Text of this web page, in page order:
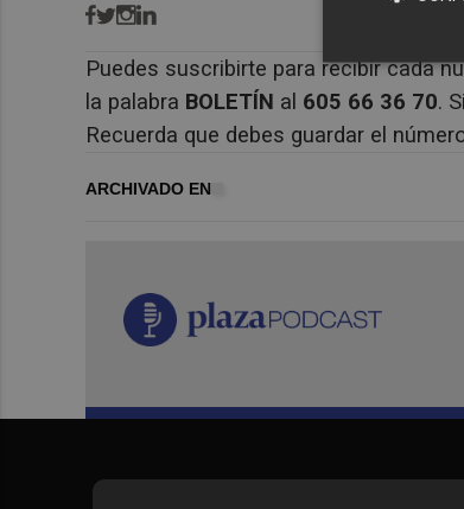
Puedes suscribirte para recibir cada
la palabra BOLETÍN al 605 66 36 70.
Recuerda que debes guardar el
ARCHIVADO EN